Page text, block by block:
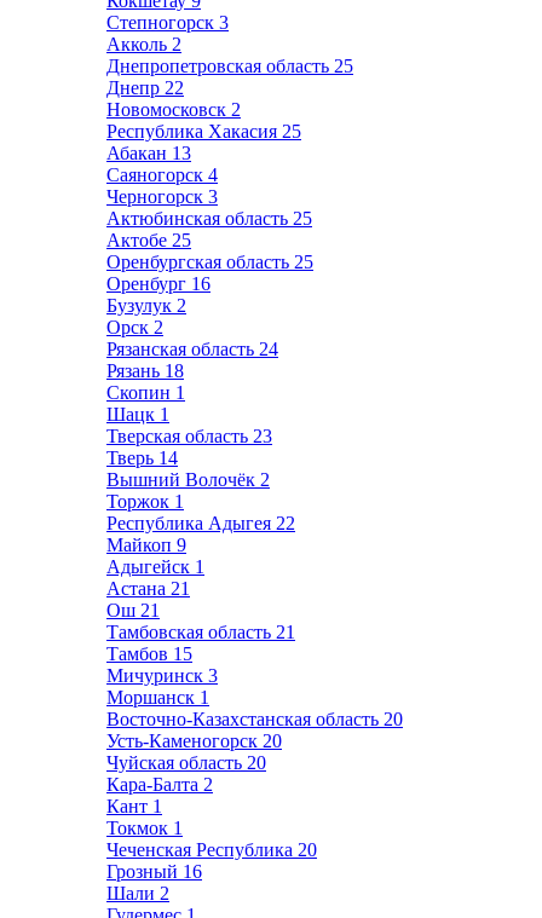
Степногорск 3
Акколь 2
Днепропетровская область 25
Днепр 22
Новомосковск 2
Республика Хакасия 25
Абакан 13
Саяногорск 4
Черногорск 3
Актюбинская область 25
Актобе 25
Оренбургская область 25
Оренбург 16
Бузулук 2
Орск 2
Рязанская область 24
Рязань 18
Скопин 1
Шацк 1
Тверская область 23
Тверь 14
Вышний Волочёк 2
Торжок 1
Республика Адыгея 22
Майкоп 9
Адыгейск 1
Астана 21
Ош 21
Тамбовская область 21
Тамбов 15
Мичуринск 3
Моршанск 1
Восточно-Казахстанская область 20
Усть-Каменогорск 20
Чуйская область 20
Кара-Балта 2
Кант 1
Токмок 1
Чеченская Республика 20
Грозный 16
Шали 2